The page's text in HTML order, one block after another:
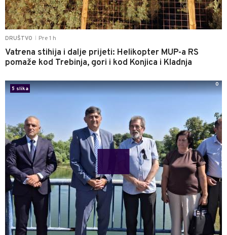
DRUŠTVO Pre 1 h
Vatrena stihija i dalje prijeti: Helikopter MUP-a RS
pomaže kod Trebinja, gori i kod Konjica i Kladnja
5 slika
0